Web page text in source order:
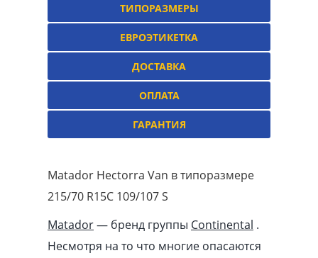
ТИПОРАЗМЕРЫ
ЕВРОЭТИКЕТКА
ДОСТАВКА
ОПЛАТА
ГАРАНТИЯ
Matador Hectorra Van в типоразмере
215/70 R15C 109/107 S
Matador— бренд группы Continental .
Несмотря на то что многие опасаются